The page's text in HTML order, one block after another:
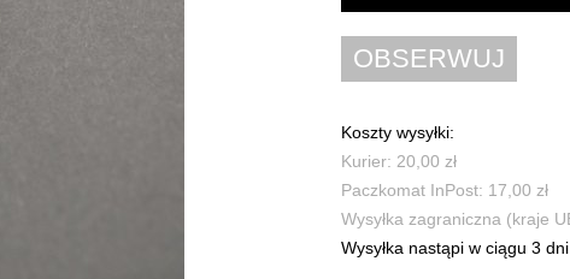
Koszty wysyłki:
Kurier: 20,00 zł
Paczkomat InPost: 17,00 zł
Wysyłka zagraniczna (kraje
Wysyłka nastąpi w ciągu 3